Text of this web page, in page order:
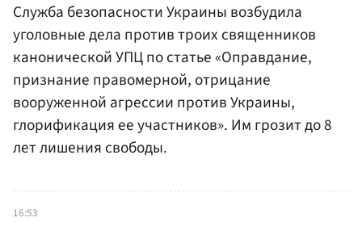
Служба безопасности Украины возбудила
уголовные дела против троих священников
канонической УПЦ по статье «Оправдание,
признание правомерной, отрицание
вооруженной агрессии против Украины,
глорификация ее участников». Им грозит до 8
лет лишения свободы.
16:53